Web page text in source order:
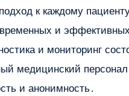
к каждому
и
и мониторинг
медицинский
и анонимность․